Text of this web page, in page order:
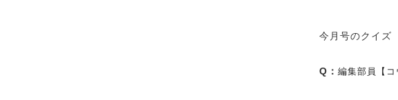
今月号のクイズ
Q：編集部員【